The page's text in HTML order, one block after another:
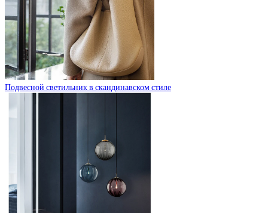
Подвесной светильник в скандинавском стиле